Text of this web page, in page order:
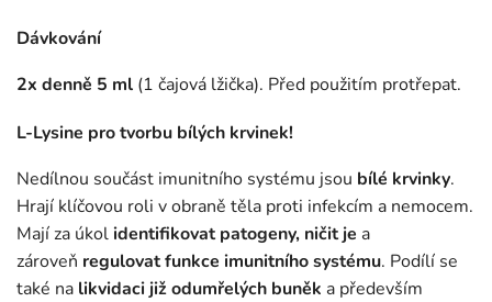
Dávkování
2x denně 5 ml (1 čajová lžička). Před použitím protřepat.
L-Lysine pro tvorbu bílých krvinek!
Nedílnou součást imunitního systému jsou bílé krvinky.
Hrají klíčovou roli v obraně těla proti infekcím a nemocem.
Mají za úkolidentifikovat patogeny, ničit je a
zároveň regulovat funkce imunitního systému. Podílí se
také na likvidaci již odumřelých buněk a především